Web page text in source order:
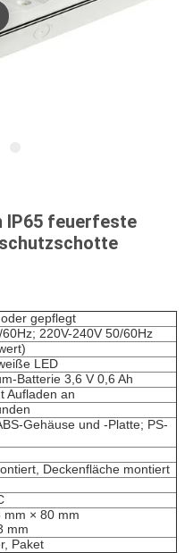
IP65 feuerfeste
gepflegt
220V-240V 50/60Hz
LED
Batterie 3,6 V 0,6 Ah
Aufladen an
Gehäuse und -Platte; PS-
Deckenfläche montiert
mm × 80 mm
mm
Paket